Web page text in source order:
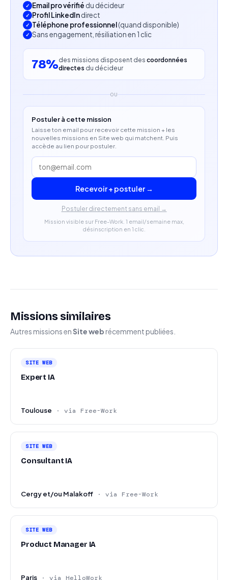
Email pro vérifié du décideur
Profil LinkedIndirect
Téléphone professionnel(quand disponible)
Sans engagement, résiliation en 1 clic
78%des missions disposent des coordonnées
directes du décideur
OU
Postuler à cette mission
Laisse ton email pour recevoir cette mission + les
nouvelles missions en Site web qui matchent. Puis
accède au lien pour postuler.
Recevoir + postuler →
Postuler directement sans email →
Mission visible sur Free-Work. 1 email/semaine max,
désinscription en 1 clic.
Missions similaires
Autres missions enSite web récemment publiées.
SITE WEB
Expert IA
Toulouse · via Free-Work
SITE WEB
Consultant IA
Cergy et/ou Malakoff · via Free-Work
SITE WEB
Product Manager IA
Paris · via HelloWork